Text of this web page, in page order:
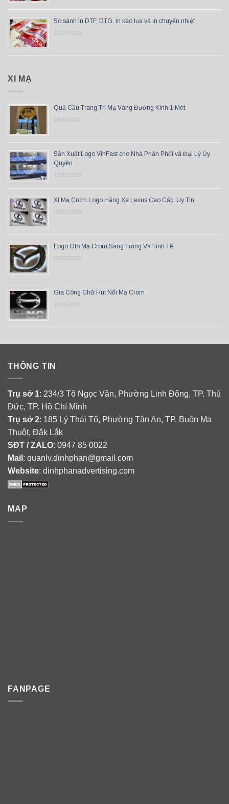
So sánh in DTF, DTG, in kéo lụa và in chuyển nhiệt
22/03/2023
XI MẠ
Quả Cầu Trang Trí Mạ Vàng Đường Kính 1 Mét
19/06/2024
Sản Xuất Logo VinFast cho Nhà Phân Phối và Đại Lý Ủy
Quyền
12/05/2023
Xi Mạ Crom Logo Hãng Xe Lexus Cao Cấp, Uy Tín
02/01/2024
Logo Oto Mạ Crom Sang Trọng Và Tinh Tế
03/03/2022
Gia Công Chữ Hút Nổi Mạ Crom
14/06/2021
THÔNG TIN
Trụ sở 1: 234/3 Tô Ngọc Vân, Phường Linh Đông, TP. Thủ
Đức, TP. Hồ Chí Minh
Trụ sở 2: 185 Lý Thái Tổ, Phường Tân An, TP. Buôn Ma
Thuột, Đắk Lắk
SĐT / ZALO: 0947 85 0022
Mail : quanlv.dinhphan@gmail.com
Website: dinhphanadvertising.com
MAP
FANPAGE